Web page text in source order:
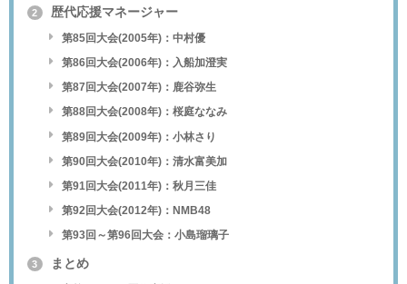
2 歴代応援マネージャー
第85回大会(2005年)：中村優
第86回大会(2006年)：入船加澄実
第87回大会(2007年)：鹿谷弥生
第88回大会(2008年)：桜庭ななみ
第89回大会(2009年)：小林さり
第90回大会(2010年)：清水富美加
第91回大会(2011年)：秋月三佳
第92回大会(2012年)：NMB48
第93回～第96回大会：小島瑠璃子
3 まとめ